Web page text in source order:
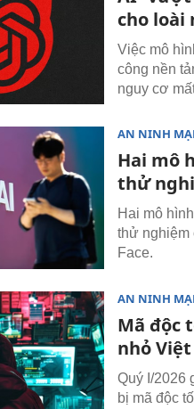
cho loài
Việc mô
công nền
nguy cơ
AN NINH
Hai mô
thử
Hai mô
thử nghiệm
Face.
AN NINH
Mã độc
nhỏ
Quý I/2026
bị mã độc